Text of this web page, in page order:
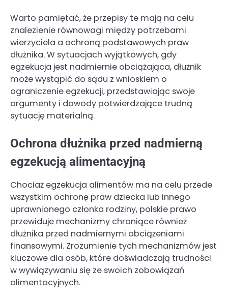
Warto pamiętać, że przepisy te mają na celu
znalezienie równowagi między potrzebami
wierzyciela a ochroną podstawowych praw
dłużnika. W sytuacjach wyjątkowych, gdy
egzekucja jest nadmiernie obciążająca, dłużnik
może wystąpić do sądu z wnioskiem o
ograniczenie egzekucji, przedstawiając swoje
argumenty i dowody potwierdzające trudną
sytuację materialną.
Ochrona dłużnika przed nadmierną
egzekucją alimentacyjną
Chociaż egzekucja alimentów ma na celu przede
wszystkim ochronę praw dziecka lub innego
uprawnionego członka rodziny, polskie prawo
przewiduje mechanizmy chroniące również
dłużnika przed nadmiernymi obciążeniami
finansowymi. Zrozumienie tych mechanizmów jest
kluczowe dla osób, które doświadczają trudności
w wywiązywaniu się ze swoich zobowiązań
alimentacyjnych.